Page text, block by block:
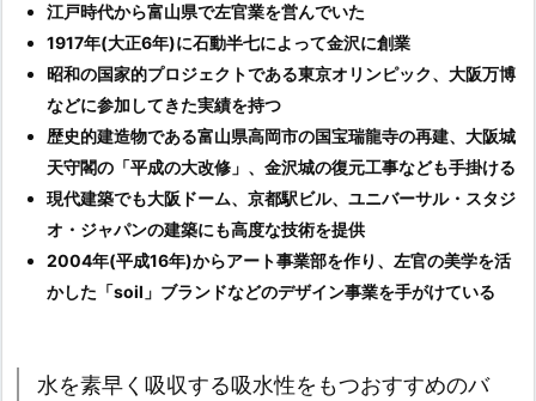
江戸時代から富山県で左官業を営んでいた
1917年(大正6年)に石動半七によって金沢に創業
昭和の国家的プロジェクトである東京オリンピック、大阪万博
などに参加してきた実績を持つ
歴史的建造物である富山県高岡市の国宝瑞龍寺の再建、大阪城
天守閣の「平成の大改修」、金沢城の復元工事なども手掛ける
現代建築でも大阪ドーム、京都駅ビル、ユニバーサル・スタジ
オ・ジャパンの建築にも高度な技術を提供
2004年(平成16年)からアート事業部を作り、左官の美学を活
かした「soil」ブランドなどのデザイン事業を手がけている
水を素早く吸収する吸水性をもつおすすめのバ